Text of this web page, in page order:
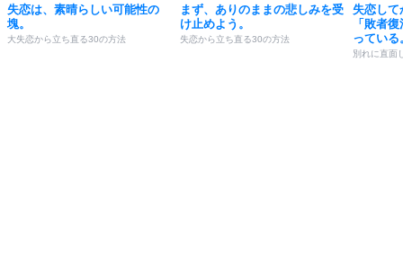
失恋は、素晴らしい可能性の
塊。
大失恋から立ち直る30の方法
まず、ありのままの悲しみを受
け止めよう。
失恋から立ち直る30の方法
失恋して
「敗者
っている
別れに直面